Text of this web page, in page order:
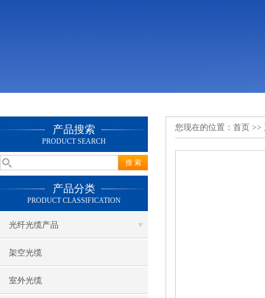
产品搜索
PRODUCT SEARCH
产品分类
PRODUCT CLASSIFICATION
光纤光缆产品
架空光缆
室外光缆
您现在的位置： 首页 >>